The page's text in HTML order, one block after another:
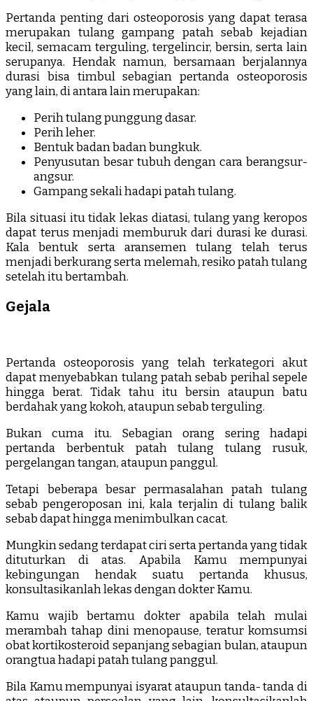
Pertanda penting dari osteoporosis yang dapat terasa
merupakan tulang gampang patah sebab kejadian
kecil, semacam terguling, tergelincir, bersin, serta lain
serupanya. Hendak namun, bersamaan berjalannya
durasi bisa timbul sebagian pertanda osteoporosis
yang lain, di antara lain merupakan:
Perih tulang punggung dasar.
Perih leher.
Bentuk badan badan bungkuk.
Penyusutan besar tubuh dengan cara berangsur-
angsur.
Gampang sekali hadapi patah tulang.
Bila situasi itu tidak lekas diatasi, tulang yang keropos
dapat terus menjadi memburuk dari durasi ke durasi.
Kala bentuk serta aransemen tulang telah terus
menjadi berkurang serta melemah, resiko patah tulang
setelah itu bertambah.
Gejala
Pertanda osteoporosis yang telah terkategori akut
dapat menyebabkan tulang patah sebab perihal sepele
hingga berat. Tidak tahu itu bersin ataupun batu
berdahak yang kokoh, ataupun sebab terguling.
Bukan cuma itu. Sebagian orang sering hadapi
pertanda berbentuk patah tulang tulang rusuk,
pergelangan tangan, ataupun panggul.
Tetapi beberapa besar permasalahan patah tulang
sebab pengeroposan ini, kala terjalin di tulang balik
sebab dapat hingga menimbulkan cacat.
Mungkin sedang terdapat ciri serta pertanda yang tidak
dituturkan di atas. Apabila Kamu mempunyai
kebingungan hendak suatu pertanda khusus,
konsultasikanlah lekas dengan dokter Kamu.
Kamu wajib bertamu dokter apabila telah mulai
merambah tahap dini menopause, teratur komsumsi
obat kortikosteroid sepanjang sebagian bulan, ataupun
orangtua hadapi patah tulang panggul.
Bila Kamu mempunyai isyarat ataupun tanda- tanda di